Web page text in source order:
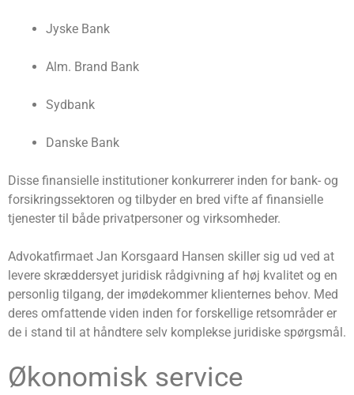
Jyske Bank
Alm. Brand Bank
Sydbank
Danske Bank
Disse finansielle institutioner konkurrerer inden for bank- og
forsikringssektoren og tilbyder en bred vifte af finansielle
tjenester til både privatpersoner og virksomheder.
Advokatfirmaet Jan Korsgaard Hansen skiller sig ud ved at
levere skræddersyet juridisk rådgivning af høj kvalitet og en
personlig tilgang, der imødekommer klienternes behov. Med
deres omfattende viden inden for forskellige retsområder er
de i stand til at håndtere selv komplekse juridiske spørgsmål.
Økonomisk service